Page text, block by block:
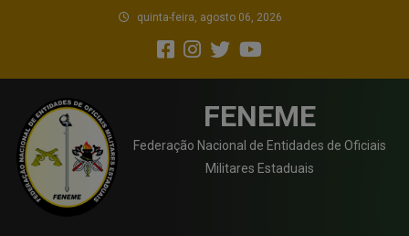
quinta-feira, agosto 06, 2026
FENEME
Federação Nacional de Entidades de Oficiais
Militares Estaduais